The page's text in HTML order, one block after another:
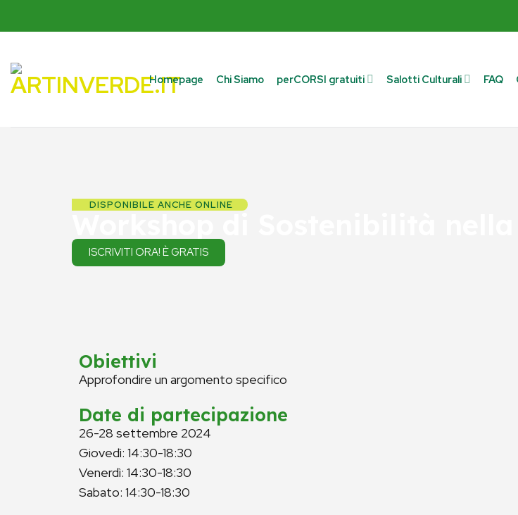
Homepage Chi Siamo perCORSI gratuiti Salotti Culturali FAQ
DISPONIBILE ANCHE ONLINE
ISCRIVITI ORA! È GRATIS
Obiettivi
Approfondire un argomento specifico
Date di partecipazione
26-28 settembre 2024
Giovedì: 14:30-18:30
Venerdì: 14:30-18:30
Sabato: 14:30-18:30